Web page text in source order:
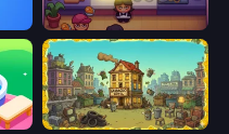
The Garbaggio Hotel